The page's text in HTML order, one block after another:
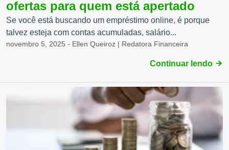
ofertas para quem está apertado
Se você está buscando um empréstimo online, é porque
talvez esteja com contas acumuladas, salário...
novembro 5, 2025 - Ellen Queiroz | Redatora Financeira
Continuar lendo